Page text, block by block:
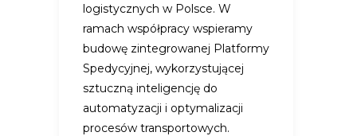
logistycznych w Polsce. W
ramach współpracy wspieramy
budowę zintegrowanej Platformy
Spedycyjnej, wykorzystującej
sztuczną inteligencję do
automatyzacji i optymalizacji
procesów transportowych.